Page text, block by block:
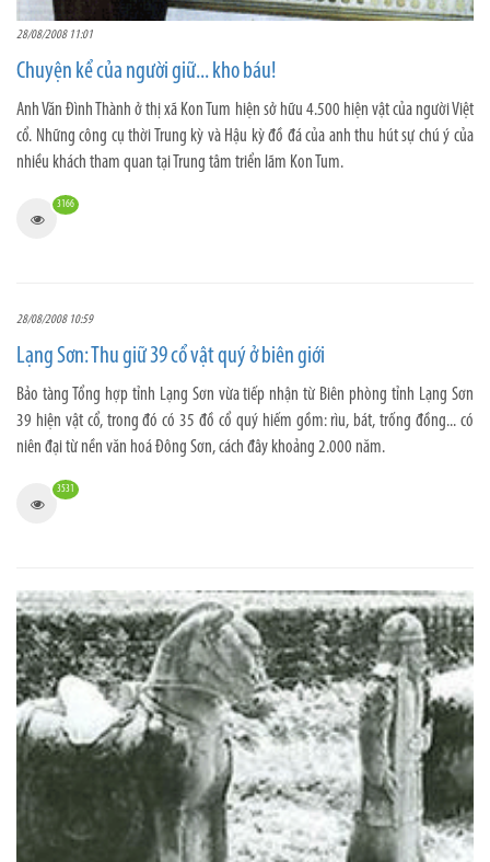
28/08/2008 11:01
Chuyện kể của người giữ... kho báu!
Anh Văn Đình Thành ở thị xã Kon Tum hiện sở hữu 4.500 hiện vật của người Việt
cổ. Những công cụ thời Trung kỳ và Hậu kỳ đồ đá của anh thu hút sự chú ý của
nhiều khách tham quan tại Trung tâm triển lãm Kon Tum.
3166
28/08/2008 10:59
Lạng Sơn: Thu giữ 39 cổ vật quý ở biên giới
Bảo tàng Tổng hợp tỉnh Lạng Sơn vừa tiếp nhận từ Biên phòng tỉnh Lạng Sơn
39 hiện vật cổ, trong đó có 35 đồ cổ quý hiếm gồm: rìu, bát, trống đồng... có
niên đại từ nền văn hoá Đông Sơn, cách đây khoảng 2.000 năm.
3531